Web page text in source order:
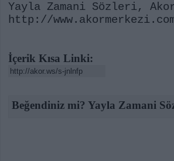
Yayla Zamani Sözleri,
http://
İçerik Kısa Linki:
Beğendiniz mi? Yayla Zamani